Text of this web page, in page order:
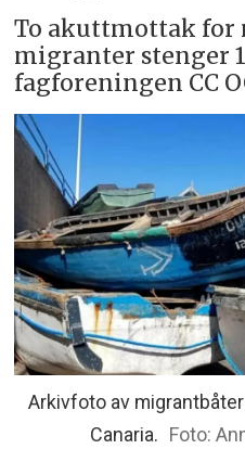
To akuttmottak for
migranter stenger
fagforeningen CC
Arkivfoto av
Canaria.